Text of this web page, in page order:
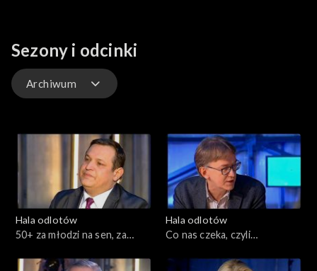
historię związku dwojga kobiet, miały promować związki
partnerskie. Czy homofobia jest faktem realnym czy
medialnym?
Sezony i odcinki
Archiwum
Hala odlotów
50+ za młodzi na sen, za
14.01.2016
Hala odlotów
Co nas czeka, czyli
07.01.2016